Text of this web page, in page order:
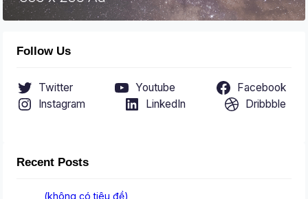
Follow Us
Twitter Youtube
Facebook
Instagram
LinkedIn Dribbble
Recent Posts
(không có tiêu đề)